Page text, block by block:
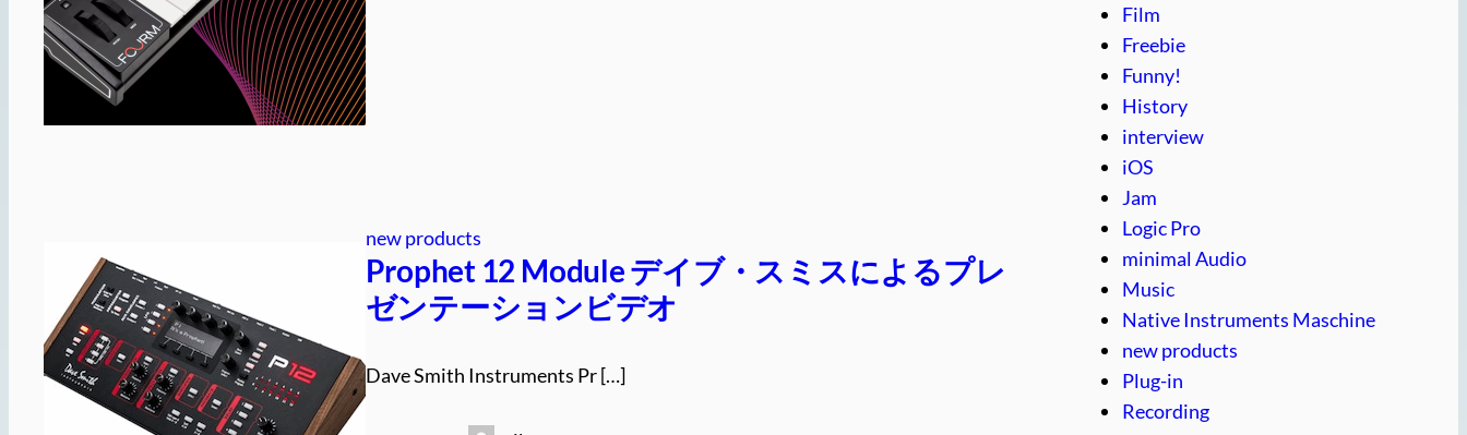
new products
Prophet 12 Module デイブ・スミスによるプレ
ゼンテーションビデオ
Dave Smith Instruments Pr […]
Film
Freebie
Funny!
History
interview
iOS
Jam
Logic Pro
minimal Audio
Music
Native Instruments Maschine
new products
Plug-in
Recording